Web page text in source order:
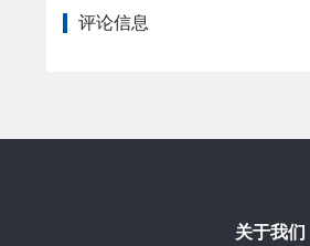
评论信息
关于我们